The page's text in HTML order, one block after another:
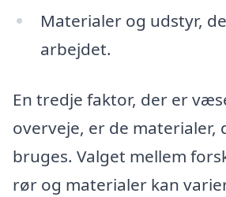
Materialer og udstyr,
arbejdet.
En tredje faktor, der er
overveje, er de materialer,
bruges. Valget mellem
rør og materialer kan